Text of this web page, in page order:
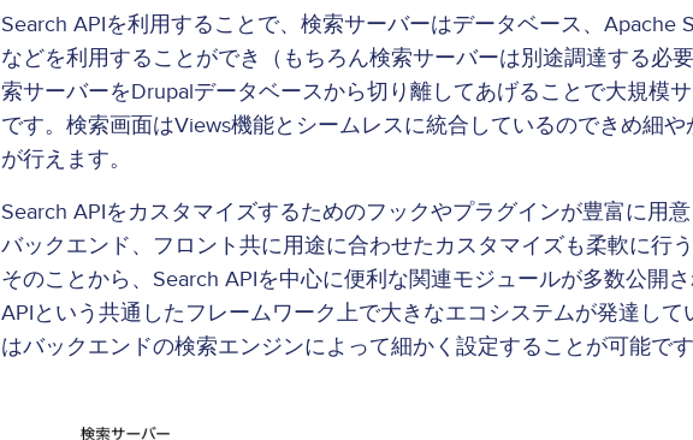
Search APIを利用することで、検索サーバーはデータベース、Apache
などを利用することができ（もちろん検索サーバーは別途調達する必
索サーバーをDrupalデータベースから切り離してあげることで大規模
です。検索画面はViews機能とシームレスに統合しているのできめ細
が行えます。
Search APIをカスタマイズするためのフックやプラグインが豊富に用意
バックエンド、フロント共に用途に合わせたカスタマイズも柔軟に行う
そのことから、Search APIを中心に便利な関連モジュールが多数公開
APIという共通したフレームワーク上で大きなエコシステムが発達して
はバックエンドの検索エンジンによって細かく設定することが可能です